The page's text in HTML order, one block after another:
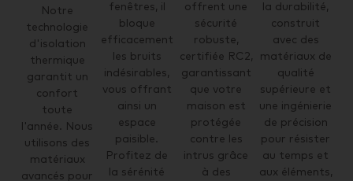
Notre
technologie
d'isolation
thermique
garantit un
confort
toute
l'année. Nous
utilisons des
matériaux
avancés pour
fenêtres, il
bloque
efficacement
les bruits
indésirables,
vous offrant
ainsi un
espace
paisible.
Profitez de
la sérénité
offrent une
sécurité
robuste,
certifiée RC2,
garantissant
que votre
maison est
protégée
contre les
intrus grâce
à des
la durabilité,
construit
avec des
matériaux de
qualité
supérieure et
une ingénierie
de précision
pour résister
au temps et
aux éléments,